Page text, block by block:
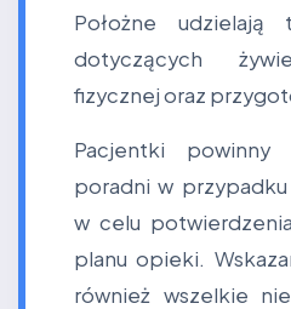
Położne udzielają
dotyczących
fizycznej oraz
Pacjentki powinny
poradni w
w celu
planu opieki.
również wszelkie